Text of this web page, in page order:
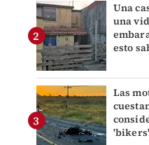
Una
una
esto
Las